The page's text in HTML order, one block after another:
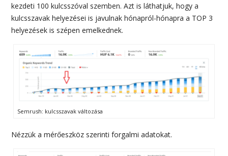
kezdeti 100 kulcsszóval szemben. Azt is láthatjuk, hogy a
kulcsszavak helyezései is javulnak hónapról-hónapra a TOP 3
helyezések is szépen emelkednek.
Semrush: kulcsszavak változása
Nézzük a mérőeszköz szerinti forgalmi adatokat.